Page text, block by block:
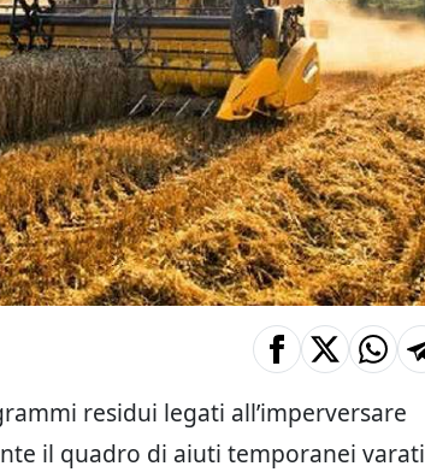
residui legati all’imperversare
il quadro di aiuti temporanei varati